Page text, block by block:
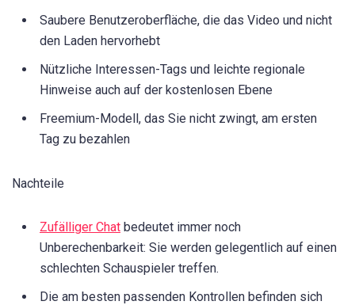
Saubere Benutzeroberfläche, die das Video und nicht
den Laden hervorhebt
Nützliche Interessen-Tags und leichte regionale
Hinweise auch auf der kostenlosen Ebene
Freemium-Modell, das Sie nicht zwingt, am ersten
Tag zu bezahlen
Nachteile
Zufälliger Chat bedeutet immer noch
Unberechenbarkeit: Sie werden gelegentlich auf einen
schlechten Schauspieler treffen.
Die am besten passenden Kontrollen befinden sich